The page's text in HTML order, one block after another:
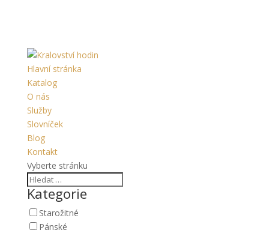
Hlavní stránka
Katalog
O nás
Služby
Slovníček
Blog
Kontakt
Vyberte stránku
Kategorie
Starožitné
Pánské